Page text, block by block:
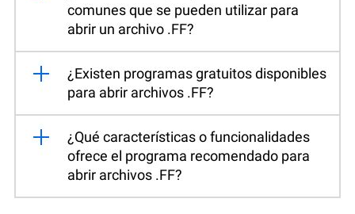
comunes que se pueden utilizar para
abrir un archivo .FF?
¿Existen programas gratuitos disponibles
para abrir archivos .FF?
¿Qué características o funcionalidades
ofrece el programa recomendado para
abrir archivos .FF?